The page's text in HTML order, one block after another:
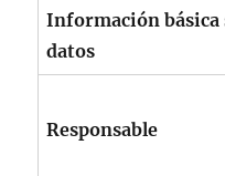
Información básica
datos
Responsable